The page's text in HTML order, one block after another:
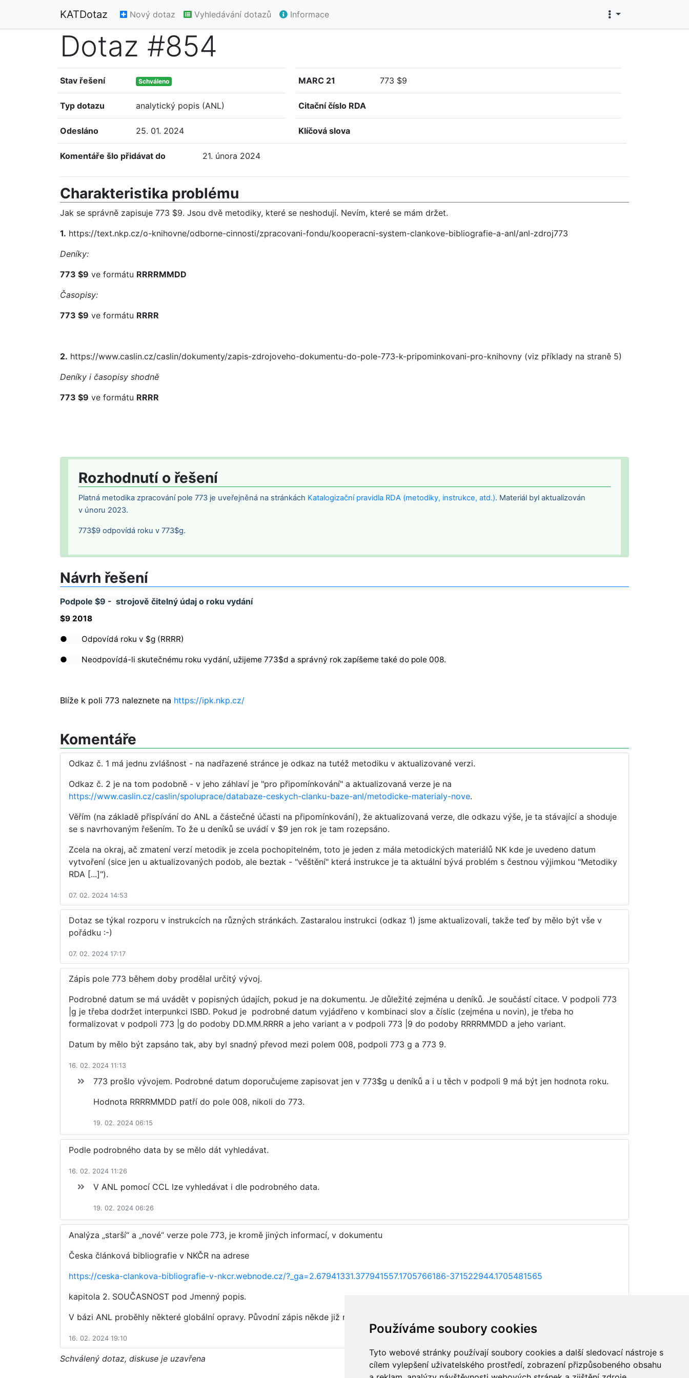
Používáme soubory cookies
Tyto webové stránky používají soubory cookies a další sledovací nástroje s
cílem vylepšení uživatelského prostředí, zobrazení přizpůsobeného obsahu
KATDotaz Nový dotaz Vyhledávání dotazů Informace
Dotaz #854
Stav řešení Schváleno
Typ dotazu analytický popis (ANL)
Odesláno 25. 01. 2024
MARC 21 773 $9
Citační číslo RDA
Klíčová slova
Komentáře šlo přidávat do 21. února 2024
Charakteristika problému
Jak se správně zapisuje 773 $9. Jsou dvě metodiky, které se neshodují. Nevím, které se mám držet.
1. https://text.nkp.cz/o-knihovne/odborne-cinnosti/zpracovani-fondu/kooperacni-system-clankove-bibliografie-a-anl/anl-zdroj773
Deníky:
773 $9 ve formátu RRRRMMDD
Časopisy:
773 $9 ve formátu RRRR
2. https://www.caslin.cz/caslin/dokumenty/zapis-zdrojoveho-dokumentu-do-pole-773-k-pripominkovani-pro-knihovny (viz příklady na straně 5)
Deníky i časopisy shodně
773 $9 ve formátu RRRR
Rozhodnutí o řešení
Platná metodika zpracování pole 773 je uveřejněná na stránkách Katalogizační pravidla RDA (metodiky, instrukce, atd.). Materiál byl aktualizován
v únoru 2023.
773$9 odpovídá roku v 773$g.
Návrh řešení
Podpole $9 - strojově čitelný údaj o roku vydání
$9 2018
● Odpovídá roku v $g (RRRR)
● Neodpovídá-li skutečnému roku vydání, užijeme 773$d a správný rok zapíšeme také do pole 008.
Blíže k poli 773 naleznete na https://ipk.nkp.cz/
Komentáře
Odkaz č. 1 má jednu zvlášnost - na nadřazené stránce je odkaz na tutéž metodiku v aktualizované verzi.
Odkaz č. 2 je na tom podobně - v jeho záhlaví je "pro připomínkování" a aktualizovaná verze je na
https://www.caslin.cz/caslin/spoluprace/databaze-ceskych-clanku-baze-anl/metodicke-materialy-nove.
Věřím (na základě přispívání do ANL a částečné účasti na připomínkování), že aktualizovaná verze, dle odkazu výše, je ta stávající a shoduje
se s navrhovaným řešením. To že u deníků se uvádí v $9 jen rok je tam rozepsáno.
Zcela na okraj, ač zmatení verzí metodik je zcela pochopitelném, toto je jeden z mála metodických materiálů NK kde je uvedeno datum
vytvoření (sice jen u aktualizovaných podob, ale beztak - "věštění" která instrukce je ta aktuální bývá problém s čestnou výjimkou "Metodiky
RDA [...]").
07. 02. 2024 14:53
Dotaz se týkal rozporu v instrukcích na různých stránkách. Zastaralou instrukci (odkaz 1) jsme aktualizovali, takže teď by mělo být vše v
pořádku :-)
07. 02. 2024 17:17
Zápis pole 773 během doby prodělal určitý vývoj.
Podrobné datum se má uvádět v popisných údajích, pokud je na dokumentu. Je důležité zejména u deníků. Je součástí citace. V podpoli 773
|g je třeba dodržet interpunkci ISBD. Pokud je podrobné datum vyjádřeno v kombinaci slov a číslic (zejména u novin), je třeba ho
formalizovat v podpoli 773 |g do podoby DD.MM.RRRR a jeho variant a v podpoli 773 |9 do podoby RRRRMMDD a jeho variant.
Datum by mělo být zapsáno tak, aby byl snadný převod mezi polem 008, podpoli 773 g a 773 9.
16. 02. 2024 11:13
773 prošlo vývojem. Podrobné datum doporučujeme zapisovat jen v 773$g u deníků a i u těch v podpoli 9 má být jen hodnota roku.
Hodnota RRRRMMDD patří do pole 008, nikoli do 773.
19. 02. 2024 06:15
Podle podrobného data by se mělo dát vyhledávat.
16. 02. 2024 11:26
V ANL pomocí CCL lze vyhledávat i dle podrobného data.
19. 02. 2024 06:26
Analýza „starší“ a „nové“ verze pole 773, je kromě jiných informací, v dokumentu
Česka článková bibliografie v NKČR na adrese
https://ceska-clankova-bibliografie-v-nkcr.webnode.cz/?_ga=2.67941331.377941557.1705766186-371522944.1705481565
kapitola 2. SOUČASNOST pod Jmenný popis.
V bázi ANL proběhly některé globální opravy. Původní zápis někde již není patrný.
16. 02. 2024 19:10
Schválený dotaz, diskuse je uzavřena